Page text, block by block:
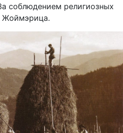
соблюдением религиозных
Жоймэрица.